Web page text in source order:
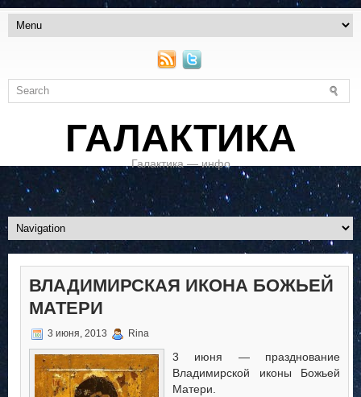
ГАЛАКТИКА
Галактика — инфо
ВЛАДИМИРСКАЯ ИКОНА БОЖЬЕЙ
МАТЕРИ
3 июня, 2013 Rina
3 июня — празднование
Владимирской иконы Божьей
Матери.